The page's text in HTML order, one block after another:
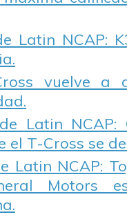
Latin NCAP:
vuelve a
Latin NCAP:
el T-Cross se
Latin NCAP:
Motors